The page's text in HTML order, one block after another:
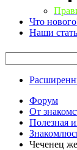
Что
Наши
Форум
От
Полезная
Чеченец